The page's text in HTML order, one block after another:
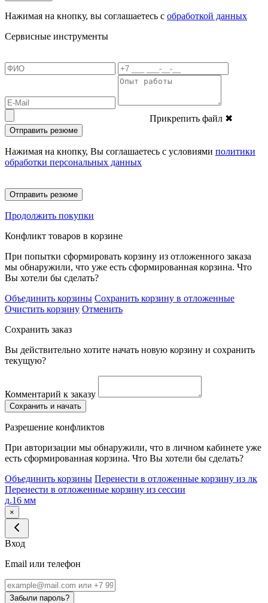
Нажимая на кнопку, вы соглашаетесь с обработкой данных
Сервисные инструменты
Прикрепить файл ✖
Отправить резюме
Нажимая на кнопку, Вы соглашаетесь с условиями политики
обработки персональных данных
Отправить резюме
Продолжить покупки
Конфликт товаров в корзине
При попытки сформировать корзину из отложенного заказа
мы обнаружили, что уже есть сформированная корзина. Что
Вы хотели бы сделать?
Объединить корзины Сохранить корзину в отложенные
Очистить корзину Отменить
Сохранить заказ
Вы действительно хотите начать новую корзину и сохранить
текущую?
Комментарий к заказу
Сохранить и начать
Разрешение конфликтов
При авторизации мы обнаружили, что в личном кабинете уже
есть сформированная корзина. Что Вы хотели бы сделать?
Объединить корзины Перенести в отложенные корзину из лк
Перенести в отложенные корзину из сессии
д.16 мм
×
Вход
Email или телефон
Забыли пароль?